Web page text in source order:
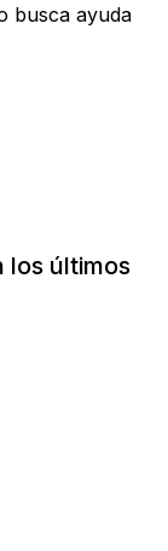
busca ayuda
los últimos